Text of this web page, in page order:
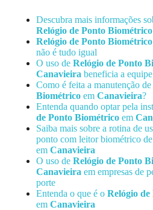
Descubra mais informações
Relógio de Ponto Biométrico
Relógio de Ponto Biométrico
não é tudo igual
O uso de Relógio de Ponto
Canavieira beneficia a
Como é feita a manutenção de
Biométrico em Canavieira?
Entenda quando optar pela
de Ponto Biométrico em
Saiba mais sobre a rotina de
ponto com leitor biométrico
em Canavieira
O uso de Relógio de Ponto
Canavieira em empresas de
porte
Entenda o que é o Relógio
em Canavieira